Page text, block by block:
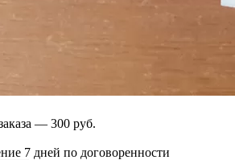
— 300 руб.
7 дней по договоренности